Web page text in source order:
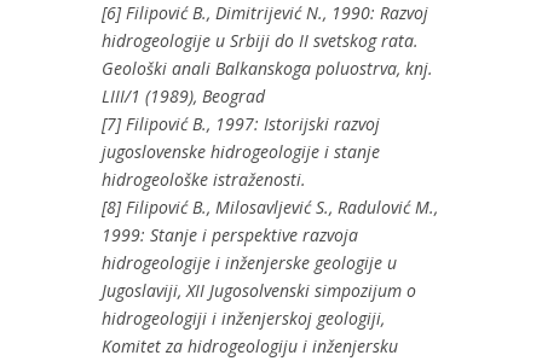
[6] Filipović B., Dimitrijević N., 1990: Razvoj
hidrogeologije u Srbiji do II svetskog rata.
Geološki anali Balkanskoga poluostrva, knj.
LIII/1 (1989), Beograd
[7] Filipović B., 1997: Istorijski razvoj
jugoslovenske hidrogeologije i stanje
hidrogeološke istraženosti.
[8] Filipović B., Milosavljević S., Radulović M.,
1999: Stanje i perspektive razvoja
hidrogeologije i inženjerske geologije u
Jugoslaviji, XII Jugosolvenski simpozijum o
hidrogeologiji i inženjerskoj geologiji,
Komitet za hidrogeologiju i inženjersku